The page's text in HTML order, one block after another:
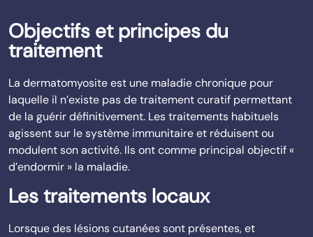
Objectifs et principes du
traitement
La dermatomyosite est une maladie chronique pour
laquelle il n’existe pas de traitement curatif permettant
de la guérir définitivement. Les traitements habituels
agissent sur le système immunitaire et réduisent ou
modulent son activité. Ils ont comme principal objectif «
d’endormir » la maladie.
Les traitements locaux
Lorsque des lésions cutanées sont présentes, et